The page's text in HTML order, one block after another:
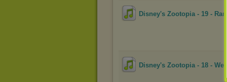
Disney's Zootopia - 19 -
Disney's Zootopia - 18 -